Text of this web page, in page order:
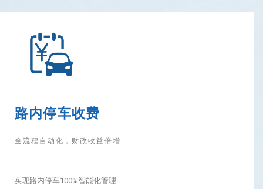
路内停车收费
全流程自动化，财政收益倍增
实现路内停车100%智能化管理